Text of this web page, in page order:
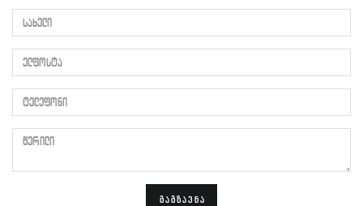
ᲒᲐᲒᲖᲐᲕᲜᲐ